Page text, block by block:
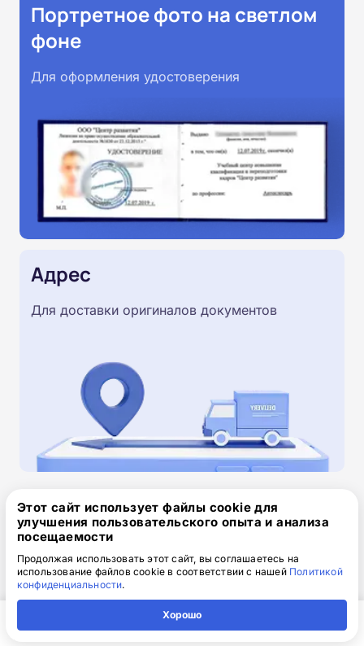
Портретное фото на светлом
фоне
Для оформления удостоверения
Адрес
Для доставки оригиналов документов
Скачайте заявку на обучение
.doc, 32.52 Кб
Скачайте шаблон, заполните и отправьте по
электронной почте
Обязательно укажите контактный номер телефон.
Наш специалист свяжется с вами и утонит все
Этот сайт использует файлы cookie для
улучшения пользовательского опыта и анализа
посещаемости
Продолжая использовать этот сайт, вы соглашаетесь на
использование файлов cookie в соответствии с нашей Политикой
конфиденциальности.
Хорошо